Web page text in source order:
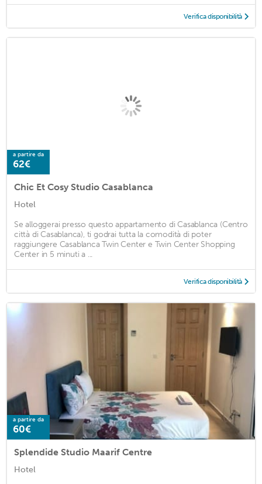
Verifica disponibilità
a partire da
62€
Chic Et Cosy Studio Casablanca
Hotel
Se alloggerai presso questo appartamento di Casablanca (Centro
città di Casablanca), ti godrai tutta la comodità di poter
raggiungere Casablanca Twin Center e Twin Center Shopping
Center in 5 minuti a ...
Verifica disponibilità
a partire da
60€
Splendide Studio Maarif Centre
Hotel